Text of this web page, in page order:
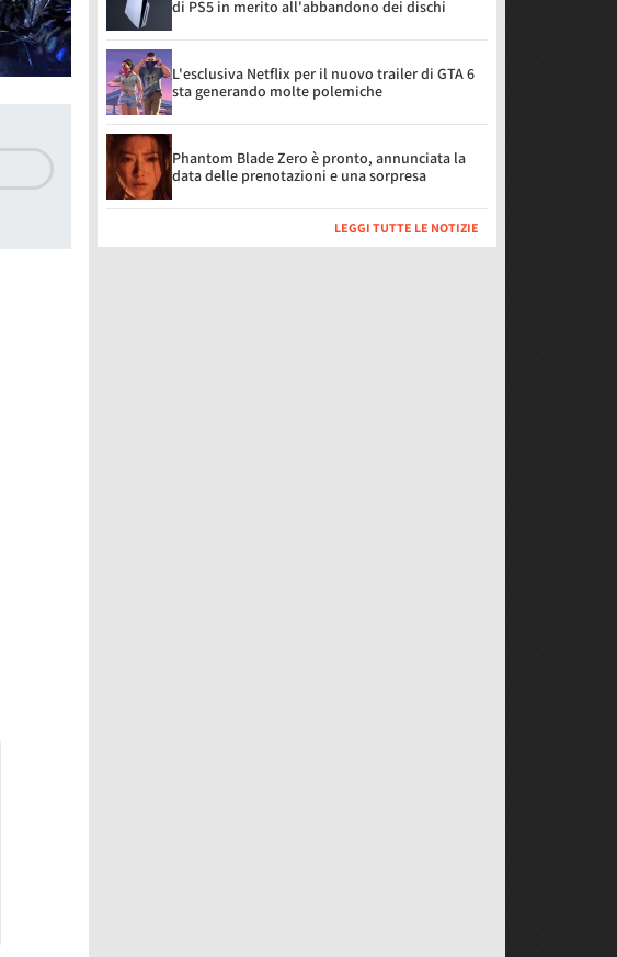
di PS5 in merito all'abbandono dei dischi
L'esclusiva Netflix per il nuovo trailer di GTA 6
sta generando molte polemiche
Phantom Blade Zero è pronto, annunciata la
data delle prenotazioni e una sorpresa
LEGGI TUTTE LE NOTIZIE